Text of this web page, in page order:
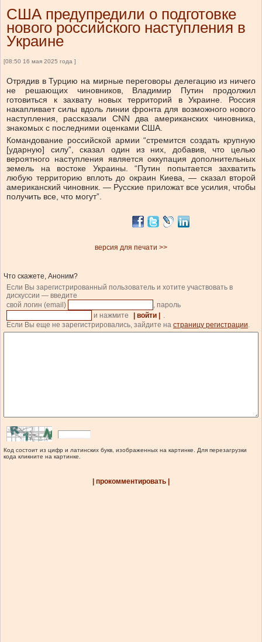
США предупредили о подготовке
нового российского наступления в
Украине
[08:50 16 мая 2025 года ]
Отрядив в Турцию на мирные переговоры делегацию из ничего
не решающих чиновников, Владимир Путин продолжил
готовиться к захвату новых территорий в Украине. Россия
накапливает силы вдоль линии фронта для возможного нового
наступления, рассказали CNN два американских чиновника,
знакомых с последними оценками США.
Командование российской армии “стремится создать крупную
[ударную] силу”, сказал один из них, добавив, что целью
вероятного наступления является оккупация дополнительных
земель на востоке Украины. “Путин попытается захватить
любую территорию вплоть до окраин Киева, — сказал второй
американский чиновник. — Русские приложат все усилия, чтобы
получить все, что могут”.
версия для печати >>
Что скажете, Аноним?
Если Вы зарегистрированный пользователь и хотите участвовать в
дискуссии — введите
свой логин (email)
, пароль
и нажмите
| войти |
.
Если Вы еще не зарегистрировались, зайдите на страницу регистрации.
Код состоит из цифр и латинских букв, изображенных на картинке. Для перезагрузки
кода кликните на картинке.
| прокомментировать |